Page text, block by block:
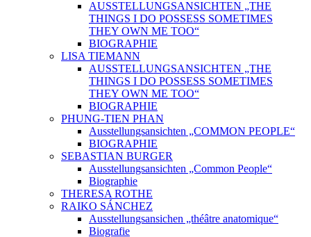
AUSSTELLUNGSANSICHTEN „THE
THINGS I DO POSSESS SOMETIMES
THEY OWN ME TOO“
BIOGRAPHIE
LISA TIEMANN
AUSSTELLUNGSANSICHTEN „THE
THINGS I DO POSSESS SOMETIMES
THEY OWN ME TOO“
BIOGRAPHIE
PHUNG-TIEN PHAN
Ausstellungsansichten „COMMON PEOPLE“
BIOGRAPHIE
SEBASTIAN BURGER
Ausstellungsansichten „Common People“
Biographie
THERESA ROTHE
RAIKO SÁNCHEZ
Ausstellungsansichen „théâtre anatomique“
Biografie